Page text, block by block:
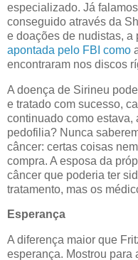
especializado. Já
conseguido através da
e doações de nudistas, a
apontada pelo FBI como
encontraram nos discos
A doença de Sirineu
e tratado com sucesso,
continuado como estava,
pedofilia? Nunca
câncer: certas coisas
compra. A esposa da
câncer que poderia ter
tratamento, mas os
Esperança
A diferença maior que
esperança. Mostrou para